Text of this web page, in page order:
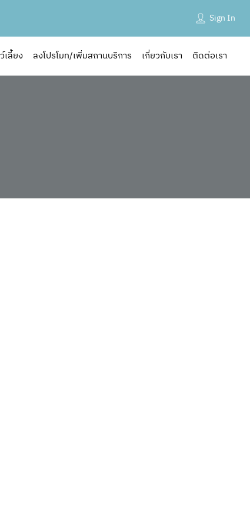
Sign In
ลี้ยง ลงโปรโมท/เพิ่มสถานบริการ เกี่ยวกับเรา ติดต่อเรา
promoted